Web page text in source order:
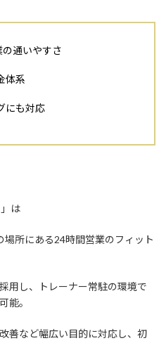
通いやすさ
体系
にも対応
」は
所にある24時間営業のフィット
用し、トレーナー常駐の環境で
能。
善など幅広い目的に対応し、初